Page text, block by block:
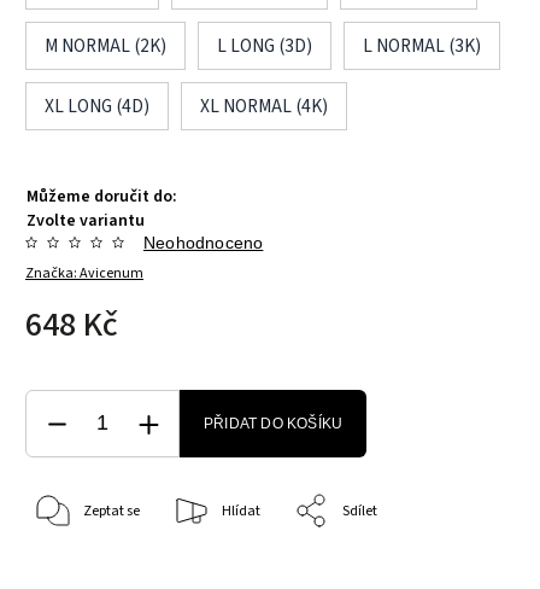
M NORMAL (2K) L LONG (3D) L NORMAL (3K)
XL LONG (4D) XL NORMAL (4K)
Můžeme doručit do:
Zvolte variantu
Značka:Avicenum
Neohodnoceno
648 Kč
PŘIDAT DO KOŠÍKU
Zeptat se Hlídat Sdílet